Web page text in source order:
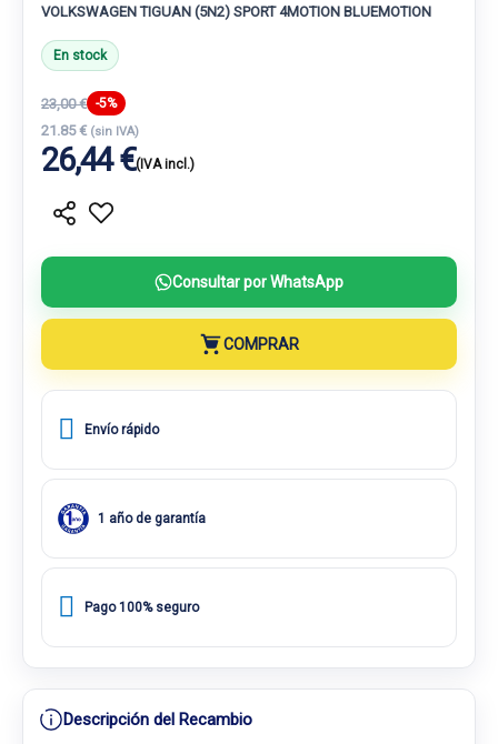
VOLKSWAGEN TIGUAN (5N2) SPORT 4MOTION BLUEMOTION
En stock
23,00 € -5%
21.85 € (sin IVA)
26,44 €(IVA incl.)
Consultar por WhatsApp
COMPRAR
Envío rápido
1 año de garantía
Pago 100% seguro
Descripción del Recambio